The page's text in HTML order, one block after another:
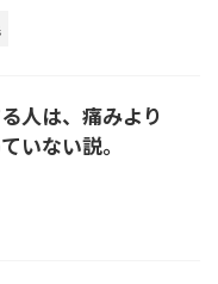
人は、痛みより
いない説。